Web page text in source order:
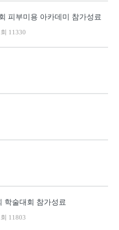
피부미용 아카데미 참가성료
11330
학술대회 참가성료
11803